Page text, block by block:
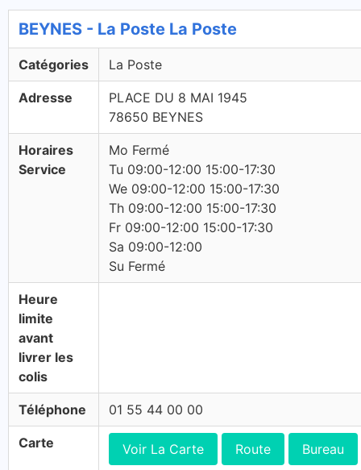
BEYNES - La Poste La Poste
Catégories La Poste
Adresse
PLACE DU 8 MAI 1945
78650 BEYNES
Horaires
Service
Mo Fermé
Tu 09:00-12:00 15:00-17:30
We 09:00-12:00 15:00-17:30
Th 09:00-12:00 15:00-17:30
Fr 09:00-12:00 15:00-17:30
Sa 09:00-12:00
Su Fermé
Heure
limite
avant
livrer les
colis
Téléphone 01 55 44 00 00
Carte Voir La Carte Route Bureau